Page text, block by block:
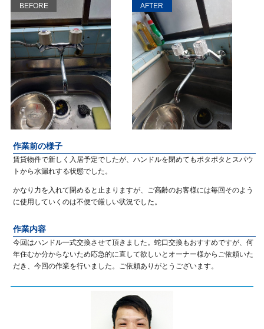
BEFORE AFTER
作業前の様子
賃貸物件で新しく入居予定でしたが、ハンドルを閉めてもポタポタとスパウ
トから水漏れする状態でした。
かなり力を入れて閉めると止まりますが、ご高齢のお客様には毎回そのよう
に使用していくのは不便で厳しい状況でした。
作業内容
今回はハンドル一式交換させて頂きました。蛇口交換もおすすめですが、何
年住むか分からないため応急的に直して欲しいとオーナー様からご依頼いた
だき、今回の作業を行いました。ご依頼ありがとうございます。